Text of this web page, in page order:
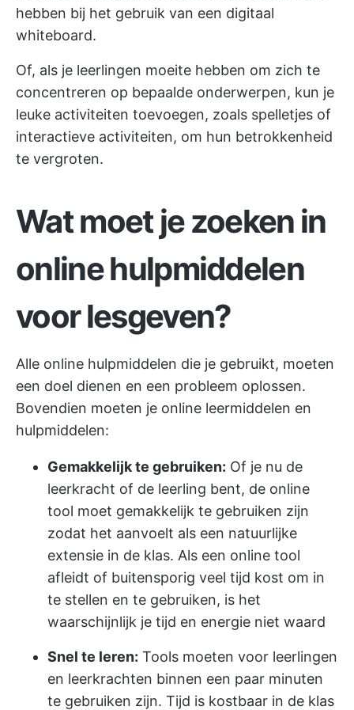
hebben bij het gebruik van een digitaal
whiteboard.
Of, als je leerlingen moeite hebben om zich te
concentreren op bepaalde onderwerpen, kun je
leuke activiteiten toevoegen, zoals spelletjes of
interactieve activiteiten, om hun betrokkenheid
te vergroten.
Wat moet je zoeken in
online hulpmiddelen
voor lesgeven?
Alle online hulpmiddelen die je gebruikt, moeten
een doel dienen en een probleem oplossen.
Bovendien moeten je online leermiddelen en
hulpmiddelen:
Gemakkelijk te gebruiken: Of je nu de
leerkracht of de leerling bent, de online
tool moet gemakkelijk te gebruiken zijn
zodat het aanvoelt als een natuurlijke
extensie in de klas. Als een online tool
afleidt of buitensporig veel tijd kost om in
te stellen en te gebruiken, is het
waarschijnlijk je tijd en energie niet waard
Snel te leren: Tools moeten voor leerlingen
en leerkrachten binnen een paar minuten
te gebruiken zijn. Tijd is kostbaar in de klas